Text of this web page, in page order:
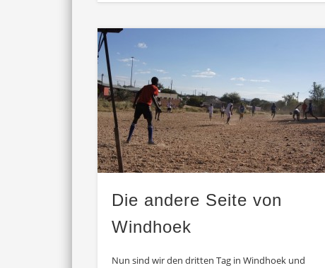
Die andere Seite von
Windhoek
Nun sind wir den dritten Tag in Windhoek und